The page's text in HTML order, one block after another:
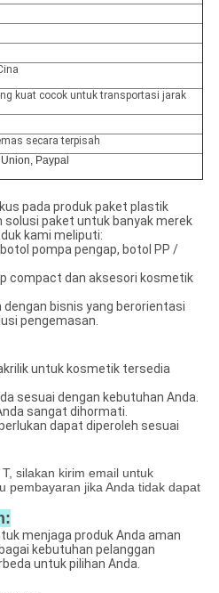
kuat cocok untuk transportasi jarak
secara terpisah
Paypal
pada produk paket plastik
solusi paket untuk banyak merek
kami meliputi:
pompa pengap, botol PP /
compact dan aksesori kosmetik
bisnis yang berorientasi
pengemasan.
untuk kosmetik tersedia
sesuai dengan kebutuhan Anda.
sangat dihormati.
dapat diperoleh sesuai
silakan kirim email untuk
pembayaran jika Anda tidak dapat
menjaga produk Anda aman
kebutuhan pelanggan
untuk pilihan Anda.